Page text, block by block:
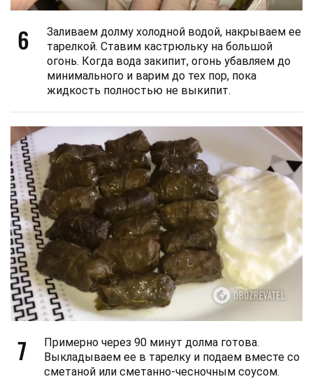
6
Заливаем долму холодной водой, накрываем ее
тарелкой. Ставим кастрюльку на большой
огонь. Когда вода закипит, огонь убавляем до
минимального и варим до тех пор, пока
жидкость полностью не выкипит.
7
Примерно через 90 минут долма готова.
Выкладываем ее в тарелку и подаем вместе со
сметаной или сметанно-чесночным соусом.